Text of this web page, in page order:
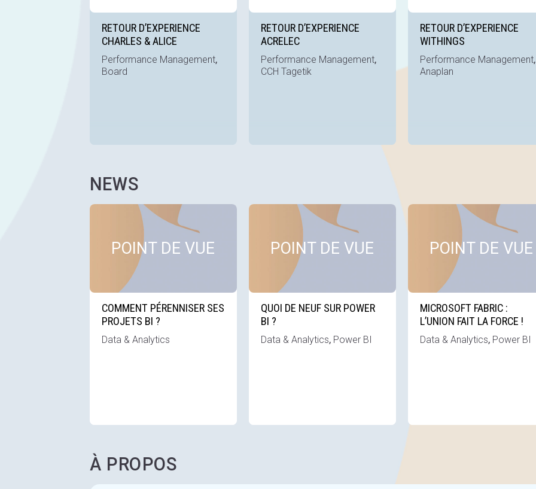
RETOUR D’EXPERIENCE
CHARLES & ALICE
Performance Management,
Board
RETOUR D’EXPERIENCE
ACRELEC
Performance Management,
CCH Tagetik
RETOUR D’EXPERIENCE
WITHINGS
Performance Management,
Anaplan
NEWS
POINT DE VUE
COMMENT PÉRENNISER SES
PROJETS BI ?
Data & Analytics
Voir cette news
POINT DE VUE
QUOI DE NEUF SUR POWER
BI ?
Data & Analytics, Power BI
Voir cette news
POINT DE VUE
MICROSOFT FABRIC :
L’UNION FAIT LA FORCE !
Data & Analytics, Power BI
À PROPOS